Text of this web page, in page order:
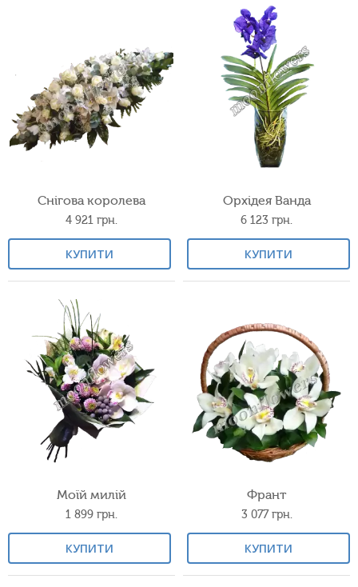
Снігова королева
4 921 грн.
КУПИТИ
Орхідея Ванда
6 123 грн.
КУПИТИ
Моїй милій
1 899 грн.
КУПИТИ
Франт
3 077грн.
КУПИТИ